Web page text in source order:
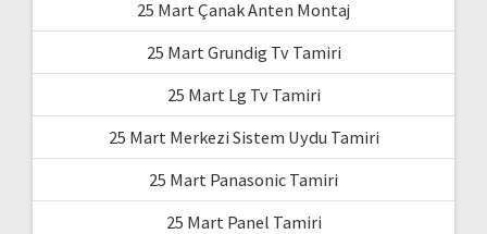
25 Mart Çanak Anten Montaj
25 Mart Grundig Tv Tamiri
25 Mart Lg Tv Tamiri
25 Mart Merkezi Sistem Uydu Tamiri
25 Mart Panasonic Tamiri
25 Mart Panel Tamiri